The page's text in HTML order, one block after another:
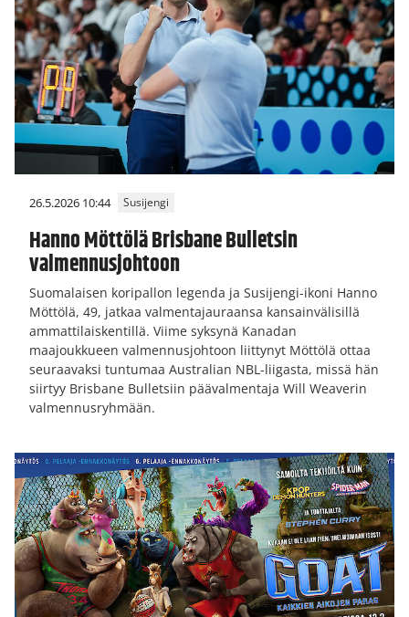
26.5.2026 10:44 Susijengi
Hanno Möttölä Brisbane Bulletsin
valmennusjohtoon
Suomalaisen koripallon legenda ja Susijengi-ikoni Hanno
Möttölä, 49, jatkaa valmentajauraansa kansainvälisillä
ammattilaiskentillä. Viime syksynä Kanadan
maajoukkueen valmennusjohtoon liittynyt Möttölä ottaa
seuraavaksi tuntumaa Australian NBL-liigasta, missä hän
siirtyy Brisbane Bulletsiin päävalmentaja Will Weaverin
valmennusryhmään.